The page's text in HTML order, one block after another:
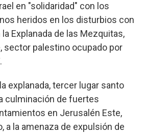
en "solidaridad" con los
heridos en los disturbios con
la Explanada de las Mezquitas,
sector palestino ocupado por
explanada, tercer lugar santo
culminación de fuertes
en Jerusalén Este,
a la amenaza de expulsión de